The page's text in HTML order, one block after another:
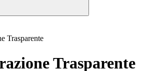
Trasparente
Trasparente